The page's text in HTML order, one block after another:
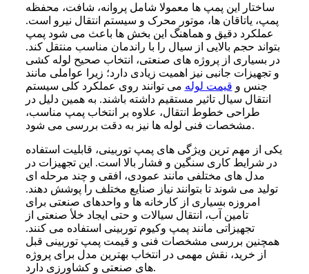
ساختار این پمپ ها معمولا شامل پروانه، شافت، محفظه
پمپ، یاتاقان ها، موتور محرک و سیستم انتقال نیرو است.
عملکرد دقیق و هماهنگ این بخش ها باعث می شود پمپ
بتواند حجم بالایی از سیال را با راندمان مناسب منتقل کند.
در بسیاری از پروژه های صنعتی، انتخاب صحیح لوله کشی
و تجهیزات جانبی نیز اهمیت زیادی دارد؛ زیرا عواملی مانند
جنس و قیمت لوله می توانند روی عملکرد کلی سیستم
انتقال سیال تاثیر مستقیم داشته باشند. به همین دلیل در
طراحی خطوط انتقال، علاوه بر انتخاب پمپ مناسب،
مشخصات فنی لوله ها نیز به دقت بررسی می شود.
یکی از مهم ترین ویژگی های پمپ توربینی، قابلیت استفاده
در شرایط کاری سنگین و فشار بالا است. این تجهیزات در
مدل های مختلفی مانند عمودی، افقی و چند مرحله ای
تولید می شوند تا بتوانند نیاز صنایع مختلف را پوشش دهند.
امروزه بسیاری از کارخانه ها و واحدهای صنعتی برای
تامین آب، انتقال سیالات و حتی ایجاد خلأ صنعتی از
تجهیزاتی مانند پمپ وکیوم توربینی استفاده می کنند.
همچنین بررسی مشخصات فنی و قیمت پمپ توربینی قبل
از خرید، نقش مهمی در انتخاب بهترین مدل برای پروژه
های صنعتی و کشاورزی دارد.